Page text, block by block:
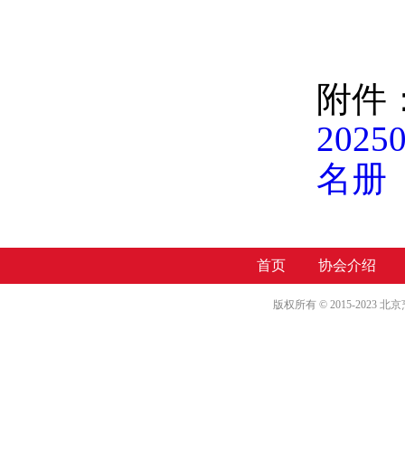
附件
名册
首页 协会介绍
版权所有 © 2015-2023 北